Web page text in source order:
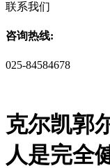
联系我们
咨询热线:
025-84584678
克尔凯郭
人是完全